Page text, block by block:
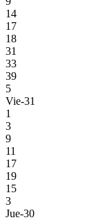
14
17
18
31
33
39
5
Vie-31
1
3
9
11
17
19
15
3
Jue-30